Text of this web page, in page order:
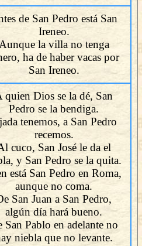
de San Pedro está San
Ireneo.
la villa no tenga
ha de haber vacas por
San Ireneo.
quien Dios se la dé, San
Pedro se la bendiga.
tenemos, a San Pedro
recemos.
cuco, San José le da el
y San Pedro se la quita.
está San Pedro en Roma,
aunque no coma.
San Juan a San Pedro,
algún día hará bueno.
San Pablo en adelante no
niebla que no levante.